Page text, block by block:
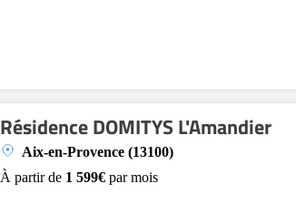
Résidence DOMITYS L'Amandier
Aix-en-Provence (13100)
À partir de 1 599€ par mois